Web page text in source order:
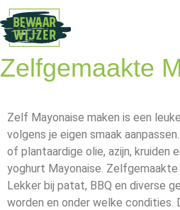
Zelfgemaakte
Zelf Mayonaise maken is een
volgens je eigen smaak
of plantaardige olie, azijn, kruiden
yoghurt Mayonaise.
Lekker bij patat, BBQ en diverse
worden en onder welke condities.